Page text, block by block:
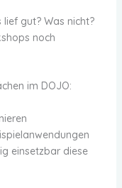
lief gut? Was nicht?
noch
im DOJO:
einsetzbar diese